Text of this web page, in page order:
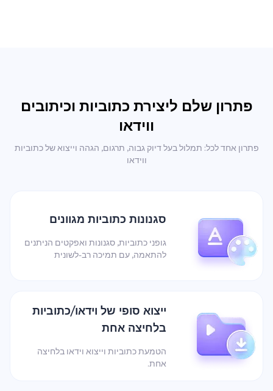
פתרון שלם ליצירת כתוביות וכיתובים
ווידאו
פתרון אחד לכל: תמלול בעל דיוק גבוה, תרגום, הגהה וייצוא של כתוביות
ווידאו
סגנונות כתוביות מגוונים
גופני כתוביות, סגנונות ואפקטים הניתנים
להתאמה, עם תמיכה רב-לשונית
ייצוא סופי של וידאו/כתוביות
בלחיצה אחת
הטמעת כתוביות וייצוא וידאו בלחיצה
אחת.